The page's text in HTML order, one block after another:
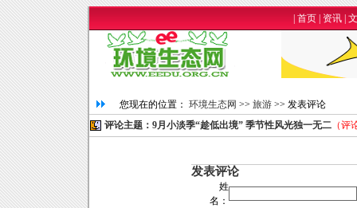
首页 资讯
您现在的位置： 环境生态网 >> 旅游 >> 发表评论
评论主题：9月小淡季“趁低出境” 季节性风光独一无二 （
发表评论
姓
名：